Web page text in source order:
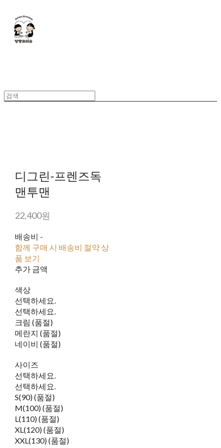
디그린-프렌즈독
맨투맨
22,400원
배송비 -
함께 구매 시 배송비 절약 상
품 보기
추가 금액
색상
선택하세요.
선택하세요.
크림 (품절)
메란지 (품절)
네이비 (품절)
사이즈
선택하세요.
선택하세요.
S(90) (품절)
M(100) (품절)
L(110) (품절)
XL(120) (품절)
XXL(130) (품절)